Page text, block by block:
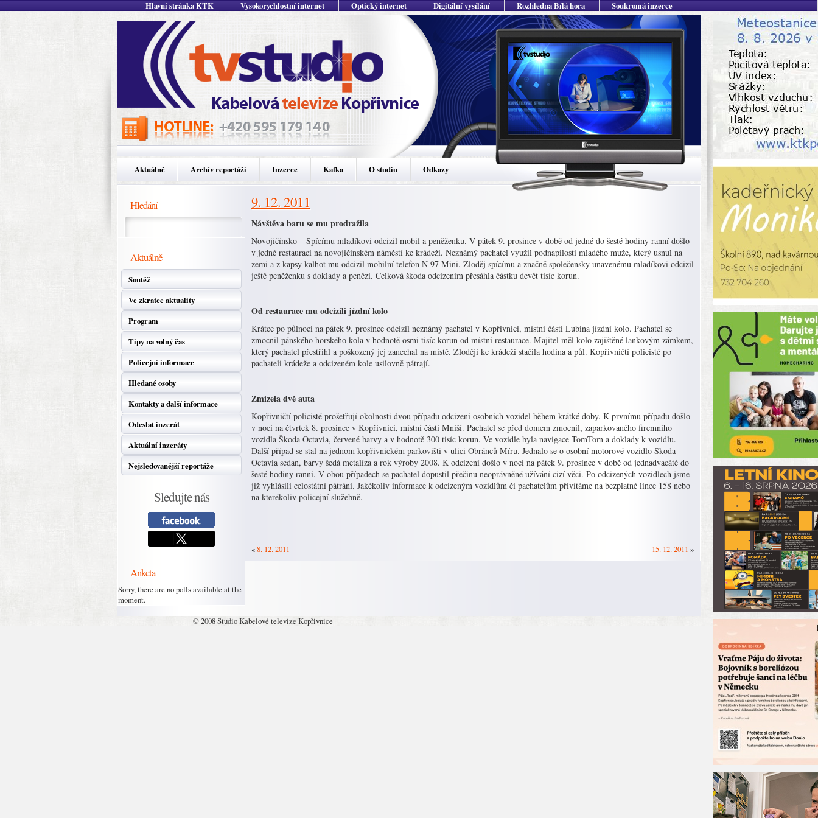
Hlavní stránka KTK Vysokorychlostní internet Optický internet Digitální vysílání Rozhledna Bílá hora Soukromá inzerce
Aktuálně Archív reportáží Inzerce Kafka O studiu Odkazy
Hledání
Aktuálně
Soutěž
Ve zkratce aktuality
Program
Tipy na volný čas
Policejní informace
Hledané osoby
Kontakty a další informace
Odeslat inzerát
Aktuální inzeráty
Nejsledovanější reportáže
Sledujte nás
Anketa
Sorry, there are no polls available at the
moment.
9. 12. 2011
Návštěva baru se mu prodražila
Novojičínsko – Spícímu mladíkovi odcizil mobil a peněženku. V pátek 9. prosince v době od jedné do šesté hodiny ranní došlo
v jedné restauraci na novojičínském náměstí ke krádeži. Neznámý pachatel využil podnapilosti mladého muže, který usnul na
zemi a z kapsy kalhot mu odcizil mobilní telefon N 97 Mini. Zloděj spícímu a značně společensky unavenému mladíkovi odcizil
ještě peněženku s doklady a penězi. Celková škoda odcizením přesáhla částku devět tisíc korun.
Od restaurace mu odcizili jízdní kolo
Krátce po půlnoci na pátek 9. prosince odcizil neznámý pachatel v Kopřivnici, místní části Lubina jízdní kolo. Pachatel se
zmocnil pánského horského kola v hodnotě osmi tisíc korun od místní restaurace. Majitel měl kolo zajištěné lankovým zámkem,
který pachatel přestřihl a poškozený jej zanechal na místě. Zloději ke krádeži stačila hodina a půl. Kopřivničtí policisté po
pachateli krádeže a odcizeném kole usilovně pátrají.
Zmizela dvě auta
Kopřivničtí policisté prošetřují okolnosti dvou případu odcizení osobních vozidel během krátké doby. K prvnímu případu došlo
v noci na čtvrtek 8. prosince v Kopřivnici, místní části Mniší. Pachatel se před domem zmocnil, zaparkovaného firemního
vozidla Škoda Octavia, červené barvy a v hodnotě 300 tisíc korun. Ve vozidle byla navigace TomTom a doklady k vozidlu.
Další případ se stal na jednom kopřivnickém parkovišti v ulici Obránců Míru. Jednalo se o osobní motorové vozidlo Škoda
Octavia sedan, barvy šedá metalíza a rok výroby 2008. K odcizení došlo v noci na pátek 9. prosince v době od jednadvacáté do
šesté hodiny ranní. V obou případech se pachatel dopustil přečinu neoprávněné užívání cizí věci. Po odcizených vozidlech jsme
již vyhlásili celostátní pátrání. Jakékoliv informace k odcizeným vozidlům či pachatelům přivítáme na bezplatné lince 158 nebo
na kterékoliv policejní služebně.
«8. 12. 2011 15. 12. 2011 »
© 2008 Studio Kabelové televize Kopřivnice